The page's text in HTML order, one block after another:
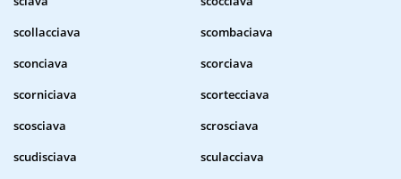
scollacciava
scombaciava
sconciava
scorciava
scorniciava
scortecciava
scosciava
scrosciava
scudisciava
sculacciava